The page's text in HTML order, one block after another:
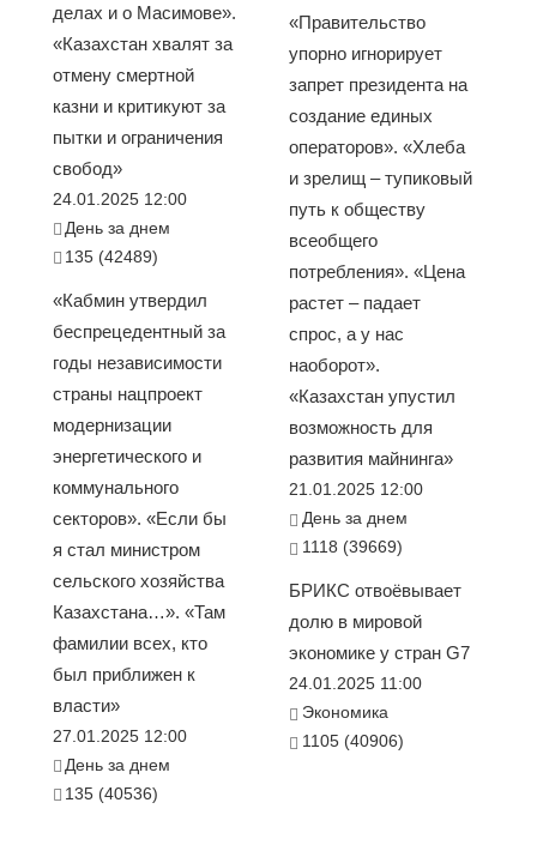
делах и о Масимове».
«Казахстан хвалят за
отмену смертной
казни и критикуют за
пытки и ограничения
свобод»
24.01.2025 12:00
День за днем
135 (42489)
«Кабмин утвердил
беспрецедентный за
годы независимости
страны нацпроект
модернизации
энергетического и
коммунального
секторов». «Если бы
я стал министром
сельского хозяйства
Казахстана…». «Там
фамилии всех, кто
был приближен к
власти»
27.01.2025 12:00
День за днем
135 (40536)
«Правительство
упорно игнорирует
запрет президента на
создание единых
операторов». «Хлеба
и зрелищ – тупиковый
путь к обществу
всеобщего
потребления». «Цена
растет – падает
спрос, а у нас
наоборот».
«Казахстан упустил
возможность для
развития майнинга»
21.01.2025 12:00
День за днем
1118 (39669)
БРИКС отвоёвывает
долю в мировой
экономике у стран G7
24.01.2025 11:00
Экономика
1105 (40906)